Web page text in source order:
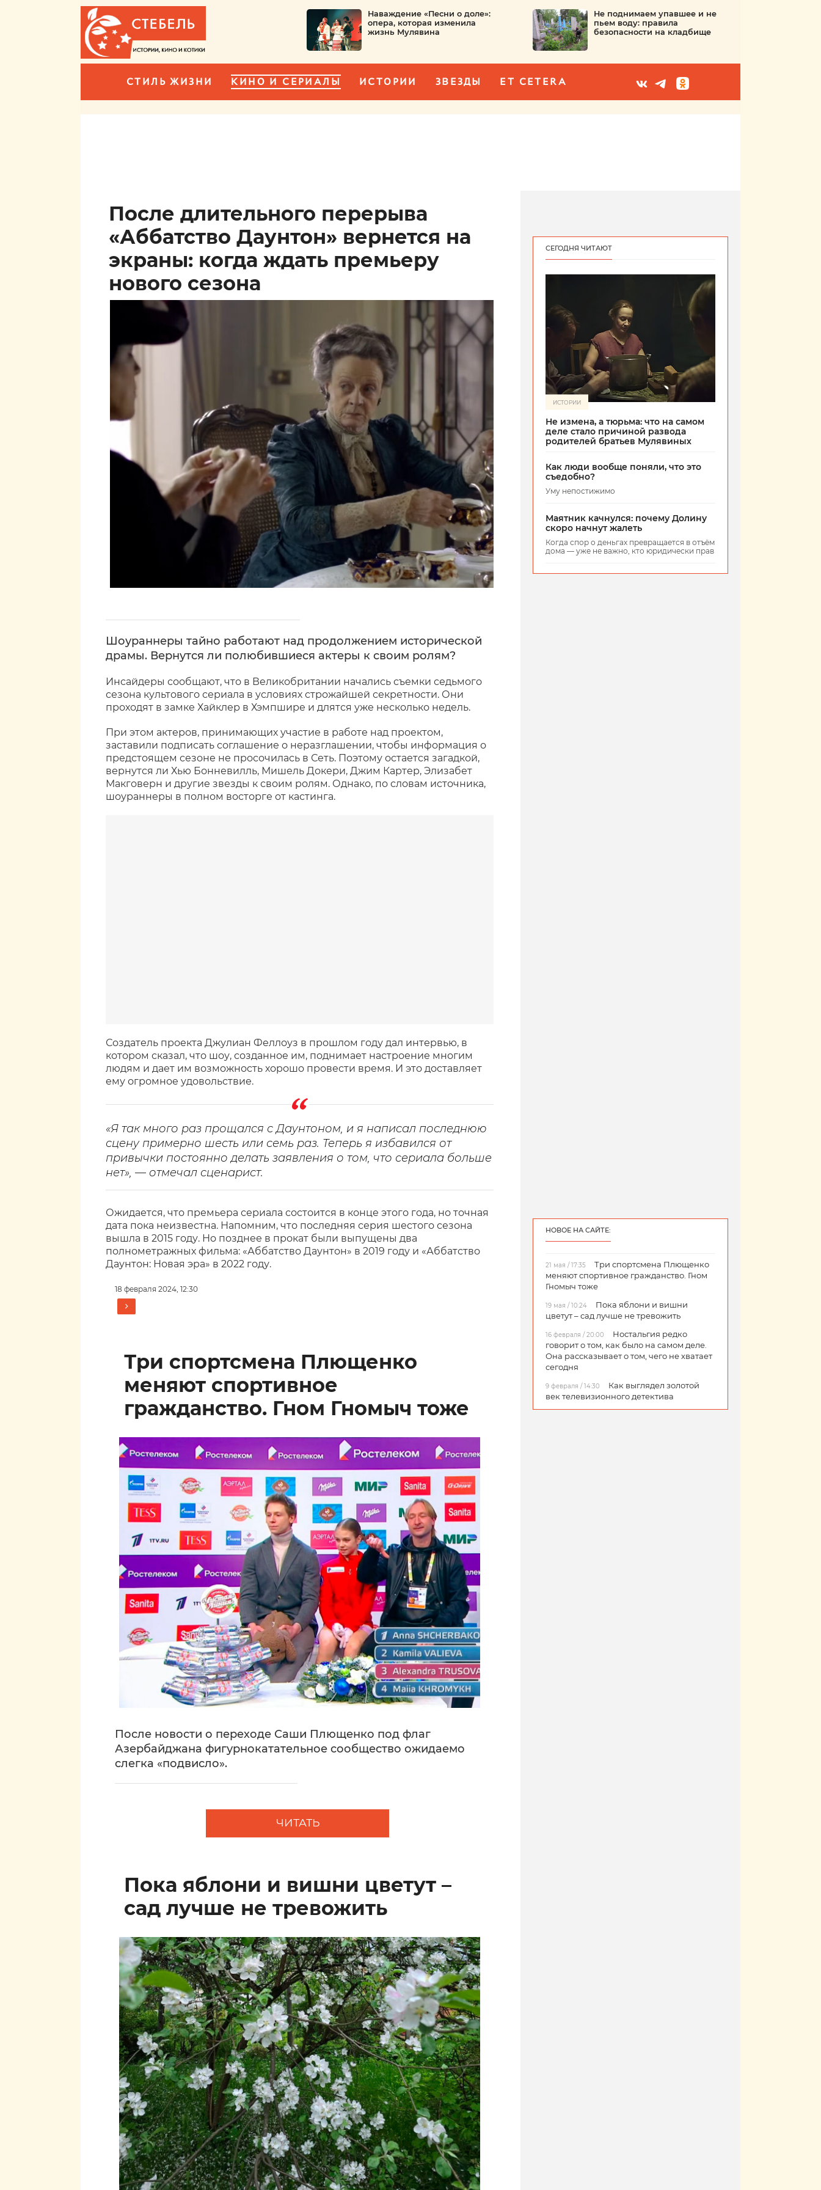
Наваждение «Песни о доле»:
опера, которая изменила
жизнь Мулявина
Не поднимаем упавшее и не
пьем воду: правила
безопасности на кладбище
СТИЛЬ ЖИЗНИ КИНО И СЕРИАЛЫ ИСТОРИИ ЗВЕЗДЫ ET CETERA
После длительного перерыва
«Аббатство Даунтон» вернется на
экраны: когда ждать премьеру
нового сезона
Шоураннеры тайно работают над продолжением исторической
драмы. Вернутся ли полюбившиеся актеры к своим ролям?
Инсайдеры сообщают, что в Великобритании начались съемки седьмого
сезона культового сериала в условиях строжайшей секретности. Они
проходят в замке Хайклер в Хэмпшире и длятся уже несколько недель.
При этом актеров, принимающих участие в работе над проектом,
заставили подписать соглашение о неразглашении, чтобы информация о
предстоящем сезоне не просочилась в Сеть. Поэтому остается загадкой,
вернутся ли Хью Бонневилль, Мишель Докери, Джим Картер, Элизабет
Макговерн и другие звезды к своим ролям. Однако, по словам источника,
шоураннеры в полном восторге от кастинга.
Создатель проекта Джулиан Феллоуз в прошлом году дал интервью, в
котором сказал, что шоу, созданное им, поднимает настроение многим
людям и дает им возможность хорошо провести время. И это доставляет
ему огромное удовольствие.
«Я так много раз прощался с Даунтоном, и я написал последнюю
сцену примерно шесть или семь раз. Теперь я избавился от
привычки постоянно делать заявления о том, что сериала больше
нет», — отмечал сценарист.
Ожидается, что премьера сериала состоится в конце этого года, но точная
дата пока неизвестна. Напомним, что последняя серия шестого сезона
вышла в 2015 году. Но позднее в прокат были выпущены два
полнометражных фильма: «Аббатство Даунтон» в 2019 году и «Аббатство
Даунтон: Новая эра» в 2022 году.
18 февраля 2024, 12:30
Три спортсмена Плющенко
меняют спортивное
гражданство. Гном Гномыч тоже
После новости о переходе Саши Плющенко под флаг
Азербайджана фигурнокатательное сообщество ожидаемо
слегка «подвисло».
ЧИТАТЬ
Пока яблони и вишни цветут –
сад лучше не тревожить
СЕГОДНЯ ЧИТАЮТ
ИСТОРИИ
Не измена, а тюрьма: что на самом
деле стало причиной развода
родителей братьев Мулявиных
Как люди вообще поняли, что это
съедобно?
Уму непостижимо
Маятник качнулся: почему Долину
скоро начнут жалеть
Когда спор о деньгах превращается в отъём
дома — уже не важно, кто юридически прав
НОВОЕ НА САЙТЕ:
21 мая / 17:35
Три спортсмена Плющенко
меняют спортивное гражданство. Гном
Гномыч тоже
19 мая / 10:24
Пока яблони и вишни
цветут – сад лучше не тревожить
16 февраля / 20:00
Ностальгия редко
говорит о том, как было на самом деле.
Она рассказывает о том, чего не хватает
сегодня
9 февраля / 14:30
Как выглядел золотой
век телевизионного детектива